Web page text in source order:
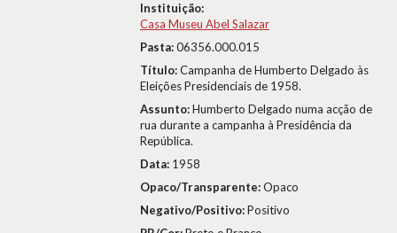
Instituição:
Casa Museu Abel Salazar
Pasta:06356.000.015
Título:Campanha de Humberto Delgado às
Eleições Presidenciais de 1958.
Assunto:Humberto Delgado numa acção de
rua durante a campanha à Presidência da
República.
Data: 1958
Opaco/Transparente:Opaco
Negativo/Positivo:Positivo